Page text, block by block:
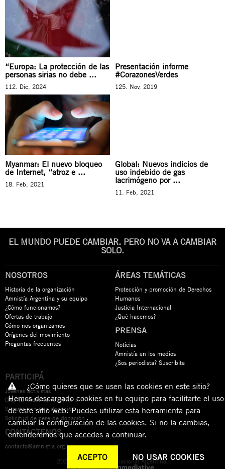
“Europa: La protección de las
personas sirias no debe ...
112. Dic, 2024
Presentación informe
#CorazonesVerdes
125. Nov, 2019
Myanmar: El nuevo bloqueo
de Internet, “atroz e ...
18. Feb, 2021
Global: Nuevos indicios de
uso indebido de gas
lacrimógeno por ...
11. Feb, 2021
EL MUNDO PUEDE CAMBIAR. PERO NO VA A CAMBIAR
SOLO.
NOSOTROS
Historia de la organización
Amnistía Argentina y su equipo
¿Cómo funcionamos?
Ofertas de trabajo
Cómo nos organizamos
Orígenes del movimiento
Preguntas frecuentes
ÁREAS TEMÁTICAS
Protección y promoción de Derechos
Humanos
Justicia Internacional
¿Qué hacemos?
PRENSA
Noticias
Amnistía en los medios
¿Sos periodista? Suscribite
PARTICIPÁ
Jóvenes activistas
Dejá tu testamento solidario
Sumate con una donación
Solicitud de cese de donación
CONTÁCTENOS
contacto@amnistia.org.ar
2026 © Amnistía Internacional Argentina.
¿Cómo quieres que se usen las cookies en este sitio?
Hemos descargado cookies en tu equipo para facilitarte el uso
de este sitio web. Puedes utilizar esta herramienta para
cambiar la configuración de las cookies. Si no la cambias,
entenderemos que accedes a continuar.
ACEPTO NO USAR COOKIES